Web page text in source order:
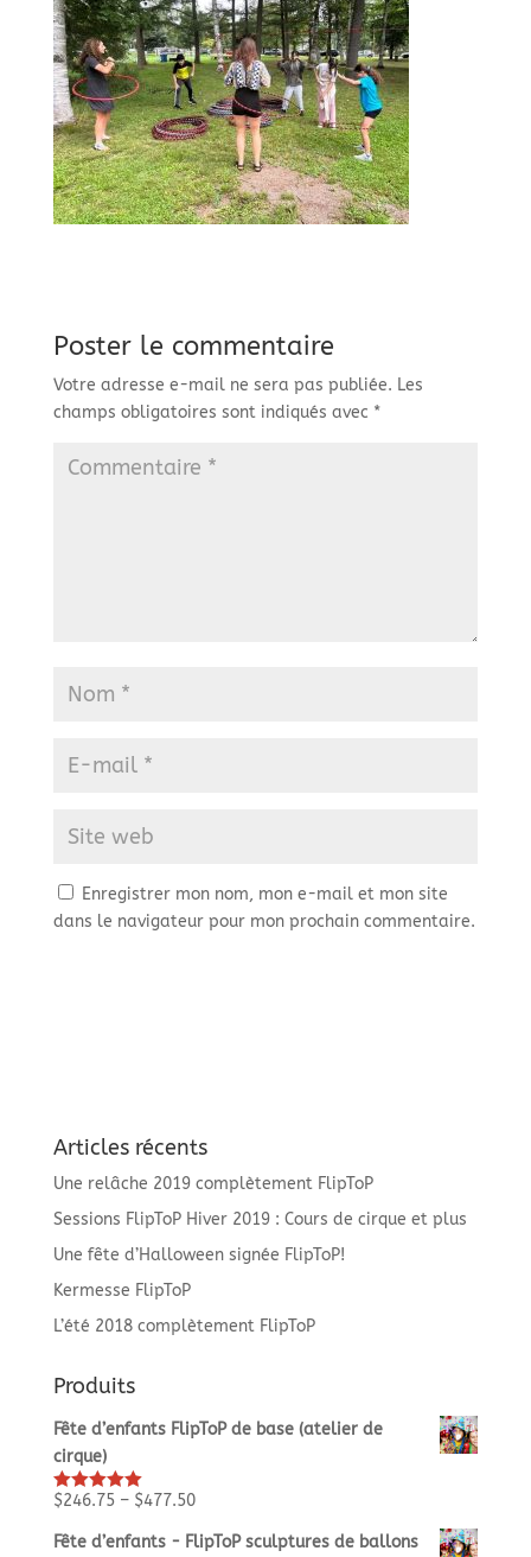
Poster le commentaire
Votre adresse e-mail ne sera pas publiée. Les
champs obligatoires sont indiqués avec *
Enregistrer mon nom, mon e-mail et mon site
dans le navigateur pour mon prochain commentaire.
Articles récents
Une relâche 2019 complètement FlipToP
Sessions FlipToP Hiver 2019 : Cours de cirque et plus
Une fête d’Halloween signée FlipToP!
Kermesse FlipToP
L’été 2018 complètement FlipToP
Produits
Fête d’enfants FlipToP de base (atelier de
cirque)
Rated 5.00
$246.75– $477.50
Fête d’enfants - FlipToP sculptures de ballons